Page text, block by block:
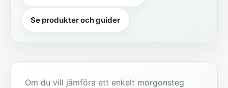
Se produkter och guider
Om du vill jämföra ett enkelt morgonsteg